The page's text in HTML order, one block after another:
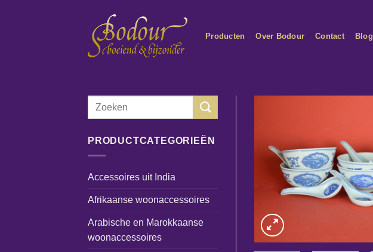
Producten Over Bodour Contact Blog
Zoeken
PRODUCTCATEGORIEËN
Accessoires uit India
Afrikaanse woonaccessoires
Arabische en Marokkaanse
woonaccessoires